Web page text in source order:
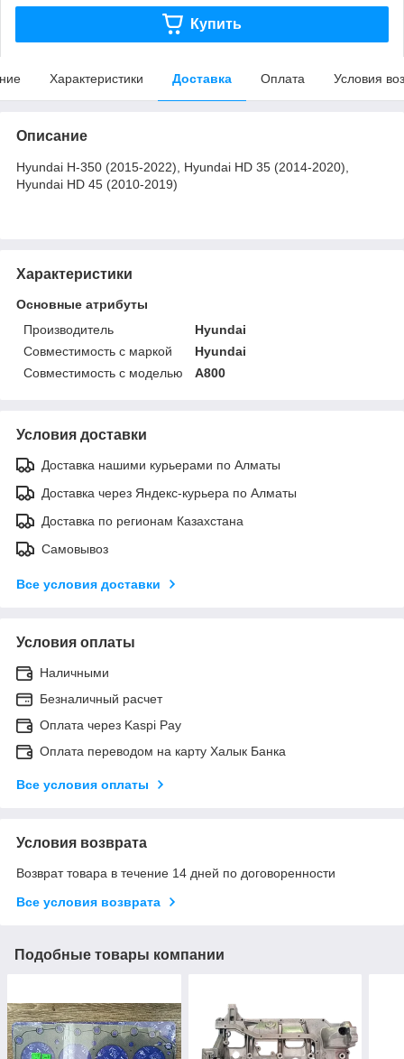
Купить
Характеристики Доставка Оплата Условия
Описание
Hyundai H-350 (2015-2022), Hyundai HD 35 (2014-2020),
Hyundai HD 45 (2010-2019)
Характеристики
Основные атрибуты
Производитель
Hyundai
Совместимость с маркой
Hyundai
Совместимость с моделью
A800
Условия доставки
Доставка нашими курьерами по Алматы
Доставка через Яндекс-курьера по Алматы
Доставка по регионам Казахстана
Самовывоз
Все условия доставки
Условия оплаты
Наличными
Безналичный расчет
Оплата через Kaspi Pay
Оплата переводом на карту Халык Банка
Все условия оплаты
Условия возврата
Возврат товара в течение 14 дней по договоренности
Все условия возврата
Подобные товары компании